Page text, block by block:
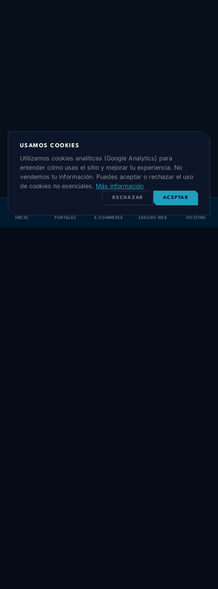
INICIO PORTALES E-COMMERCE SEGURO WEB HOSTING
USAMOS COOKIES
Utilizamos cookies analíticas (Google Analytics) para
entender cómo usas el sitio y mejorar tu experiencia. No
vendemos tu información. Puedes aceptar o rechazar el uso
de cookies no esenciales. Más información
RECHAZAR ACEPTAR